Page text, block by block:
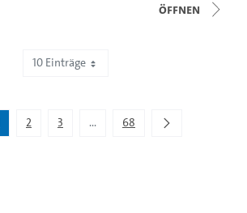
Öffnen
10 Einträge
2 3 ...Zwischenseiten Navigieren mit
68